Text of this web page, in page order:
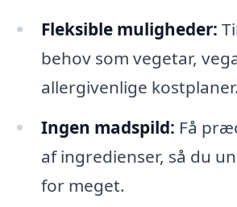
Fleksible muligheder:
behov som vegetar,
allergivenlige kostplaner.
Ingen madspild: Få
af ingredienser, så du
for meget.